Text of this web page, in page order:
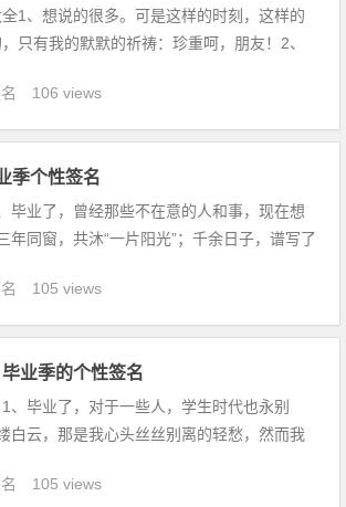
1、想说的很多。可是这样的时刻，这样的
只有我的默默的祈祷：珍重呵，朋友！2、
。生活需要自己主宰，请爱护保重大写的
上学，每个人依然笑得那么灿烂
106 views
季个性签名
毕业了，曾经那些不在意的人和事，现在想
年同窗，共沐“一片阳光”；千余日子，谱写了
辉煌！3、从五湖四海来，到天南地北去。
105 views
毕业季的个性签名
、毕业了，对于一些人，学生时代也永别
白云，那是我心头丝丝别离的轻愁，然而我
切都揉进今日的分别。但是我不能啊！那
105 views